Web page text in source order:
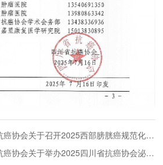
上一条：【477】四川省抗癌协会关于召开2025西部膀胱癌规范化诊疗专家巡讲第一期、第二期的通知
下一条：【449】四川省抗癌协会关于举办2025四川省抗癌协会泌尿男生殖系肿瘤专委会巡讲（西昌站）暨前列腺癌微创诊疗培训班的通知（第二轮）